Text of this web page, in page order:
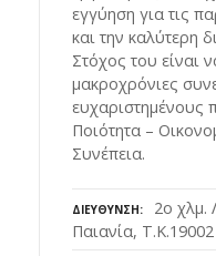
εγγύηση για τις
και την καλύτερη
Στόχος του είναι
μακροχρόνιες
ευχαριστημένους
Ποιότητα –
Συνέπεια.
ΔΙΕΎΘΥΝΣΗ
2ο χλμ.
Παιανία, Τ.Κ.19002